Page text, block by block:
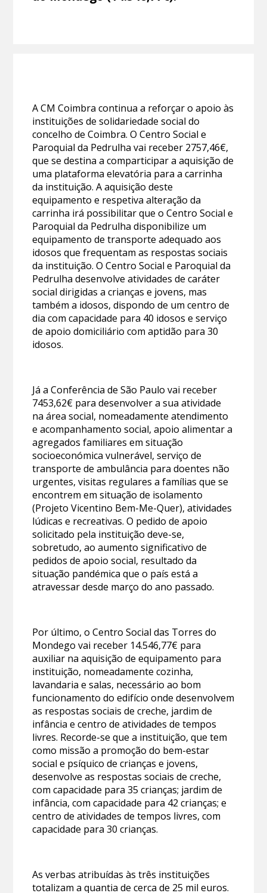
A CM Coimbra continua a reforçar o apoio às
instituições de solidariedade social do
concelho de Coimbra. O Centro Social e
Paroquial da Pedrulha vai receber 2757,46€,
que se destina a comparticipar a aquisição de
uma plataforma elevatória para a carrinha
da instituição. A aquisição deste
equipamento e respetiva alteração da
carrinha irá possibilitar que o Centro Social e
Paroquial da Pedrulha disponibilize um
equipamento de transporte adequado aos
idosos que frequentam as respostas sociais
da instituição. O Centro Social e Paroquial da
Pedrulha desenvolve atividades de caráter
social dirigidas a crianças e jovens, mas
também a idosos, dispondo de um centro de
dia com capacidade para 40 idosos e serviço
de apoio domiciliário com aptidão para 30
idosos.
Já a Conferência de São Paulo vai receber
7453,62€ para desenvolver a sua atividade
na área social, nomeadamente atendimento
e acompanhamento social, apoio alimentar a
agregados familiares em situação
socioeconómica vulnerável, serviço de
transporte de ambulância para doentes não
urgentes, visitas regulares a famílias que se
encontrem em situação de isolamento
(Projeto Vicentino Bem-Me-Quer), atividades
lúdicas e recreativas. O pedido de apoio
solicitado pela instituição deve-se,
sobretudo, ao aumento significativo de
pedidos de apoio social, resultado da
situação pandémica que o país está a
atravessar desde março do ano passado.
Por último, o Centro Social das Torres do
Mondego vai receber 14.546,77€ para
auxiliar na aquisição de equipamento para
instituição, nomeadamente cozinha,
lavandaria e salas, necessário ao bom
funcionamento do edifício onde desenvolvem
as respostas sociais de creche, jardim de
infância e centro de atividades de tempos
livres. Recorde-se que a instituição, que tem
como missão a promoção do bem-estar
social e psíquico de crianças e jovens,
desenvolve as respostas sociais de creche,
com capacidade para 35 crianças; jardim de
infância, com capacidade para 42 crianças; e
centro de atividades de tempos livres, com
capacidade para 30 crianças.
As verbas atribuídas às três instituições
totalizam a quantia de cerca de 25 mil euros.